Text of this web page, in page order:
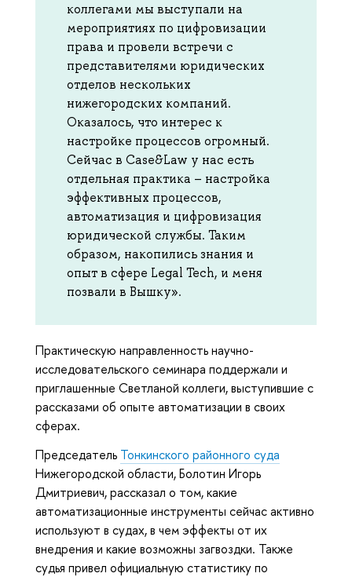
коллегами мы выступали на
мероприятиях по цифровизации
права и провели встречи с
представителями юридических
отделов нескольких
нижегородских компаний.
Оказалось, что интерес к
настройке процессов огромный.
Сейчас в Case&Law у нас есть
отдельная практика – настройка
эффективных процессов,
автоматизация и цифровизация
юридической службы. Таким
образом, накопились знания и
опыт в сфере Legal Tech, и меня
позвали в Вышку».
Практическую направленность научно-
исследовательского семинара поддержали и
приглашенные Светланой коллеги, выступившие с
рассказами об опыте автоматизации в своих
сферах.
Председатель Тонкинского районного суда
Нижегородской области, Болотин Игорь
Дмитриевич, рассказал о том, какие
автоматизационные инструменты сейчас активно
используют в судах, в чем эффекты от их
внедрения и какие возможны загвоздки. Также
судья привел официальную статистику по